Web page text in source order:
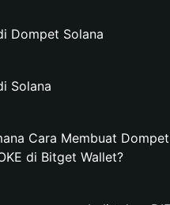
Dompet Solana
Solana
Cara Membuat Dompet
di Bitget Wallet?